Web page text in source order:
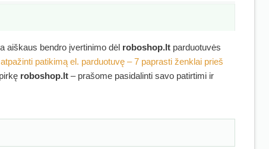
aiškaus bendro įvertinimo dėl roboshop.lt parduotuvės
atpažinti patikimą el. parduotuvę – 7 paprasti ženklai prieš
roboshop.lt – prašome pasidalinti savo patirtimi ir